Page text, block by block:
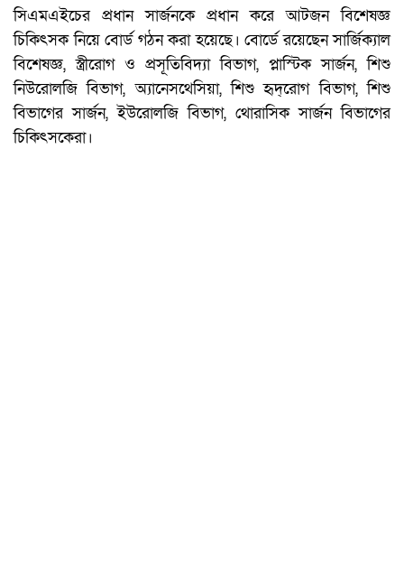
সিএমএইচের প্রধান সার্জনকে প্রধান করে আটজন বিশেষজ্ঞ
চিকিৎসক নিয়ে বোর্ড গঠন করা হয়েছে। বোর্ডে রয়েছেন সার্জিক্যাল
বিশেষজ্ঞ, স্ত্রীরোগ ও প্রসূতিবিদ্যা বিভাগ, প্লাস্টিক সার্জন, শিশু
নিউরোলজি বিভাগ, অ্যানেসথেসিয়া, শিশু হৃদ্‌রোগ বিভাগ, শিশু
বিভাগের সার্জন, ইউরোলজি বিভাগ, থোরাসিক সার্জন বিভাগের
চিকিৎসকেরা।